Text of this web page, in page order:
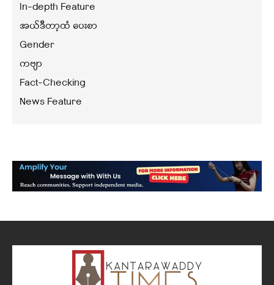
In-depth Feature
အယ်ဒီတာ့ထံ ပေးစာ
Gender
ကဗျာ
Fact-Checking
News Feature